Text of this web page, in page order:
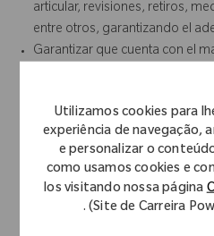
Utilizamos cookies para
experiência de navegação,
e personalizar o
como usamos cookies e
los visitando nossa página
. (Site de Carreira
articular, revisiones, retiros,
entre otros, garantizando el
Garantizar que cuenta con el
como hallazgos sobre el
Realizar el lavado de
asegurar el adecuado
Asegurar el adecuado
instrucción o protocolo de